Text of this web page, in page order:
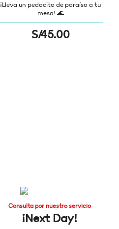
¡Lleva un pedacito de paraíso a tu
mesa! 🌊
S/45.00
Consulta por nuestro servicio
¡Next Day!